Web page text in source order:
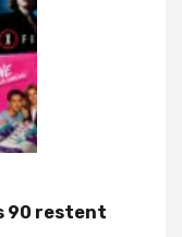
90 restent